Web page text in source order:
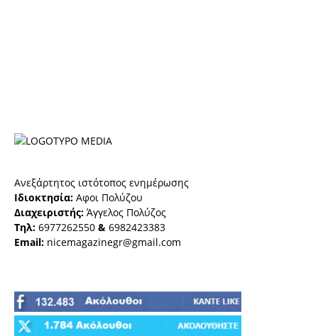
Ανεξάρτητος ιστότοπος ενημέρωσης
Ιδιοκτησία: Αφοι Πολύζου
Διαχειριστής: Άγγελος Πολύζος
Τηλ: 6977262550 & 6982423383
Email: nicemagazinegr@gmail.com